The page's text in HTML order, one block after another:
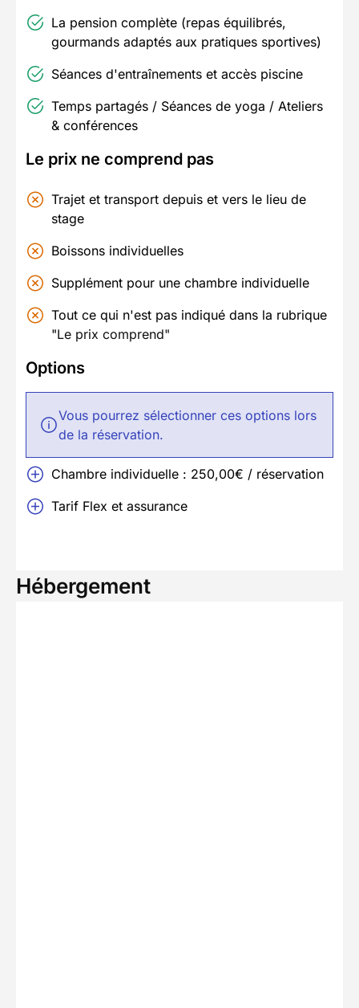
La pension complète (repas équilibrés,
gourmands adaptés aux pratiques sportives)
Séances d'entraînements et accès piscine
Temps partagés / Séances de yoga / Ateliers
& conférences
Le prix ne comprend pas
Trajet et transport depuis et vers le lieu de
stage
Boissons individuelles
Supplément pour une chambre individuelle
Tout ce qui n'est pas indiqué dans la rubrique
"Le prix comprend"
Options
Vous pourrez sélectionner ces options lors
de la réservation.
Chambre individuelle : 250,00€ / réservation
Tarif Flex et assurance
Hébergement